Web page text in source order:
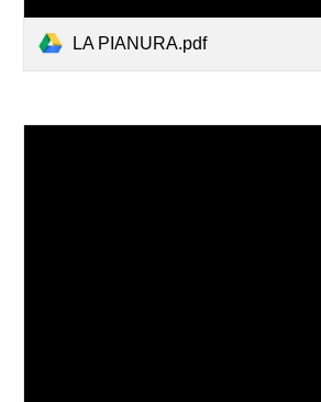
LA PIANURA.pdf